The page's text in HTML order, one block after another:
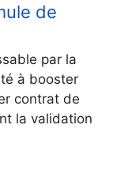
de
par la
à booster
contrat de
la validation